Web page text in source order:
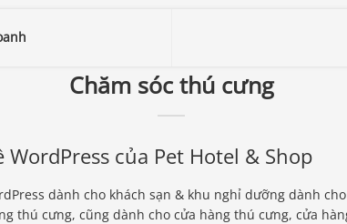
Chăm sóc thú cưng
WordPress của Pet Hotel & Shop
dành cho khách sạn & khu nghỉ dưỡng dành
thú cưng, cũng dành cho cửa hàng thú cưng, cửa